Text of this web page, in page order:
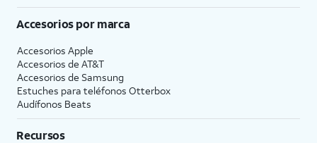
Accesorios por marca
Accesorios Apple
Accesorios de AT&T
Accesorios de Samsung
Estuches para teléfonos Otterbox
Audífonos Beats
Recursos